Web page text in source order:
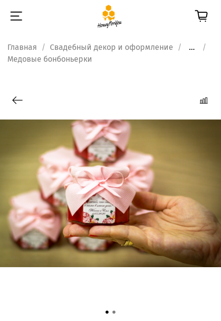
Главная Свадебный декор и оформление
...
Медовые бонбоньерки